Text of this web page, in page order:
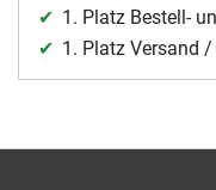
1. Platz Bestell-
1. Platz Versand